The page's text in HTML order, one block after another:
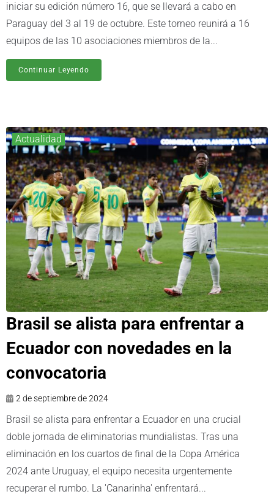
iniciar su edición número 16, que se llevará a cabo en
Paraguay del 3 al 19 de octubre. Este torneo reunirá a 16
equipos de las 10 asociaciones miembros de la...
Continuar Leyendo
Actualidad
Brasil se alista para enfrentar a
Ecuador con novedades en la
convocatoria
2 de septiembre de 2024
Brasil se alista para enfrentar a Ecuador en una crucial
doble jornada de eliminatorias mundialistas. Tras una
eliminación en los cuartos de final de la Copa América
2024 ante Uruguay, el equipo necesita urgentemente
recuperar el rumbo. La 'Canarinha' enfrentará...